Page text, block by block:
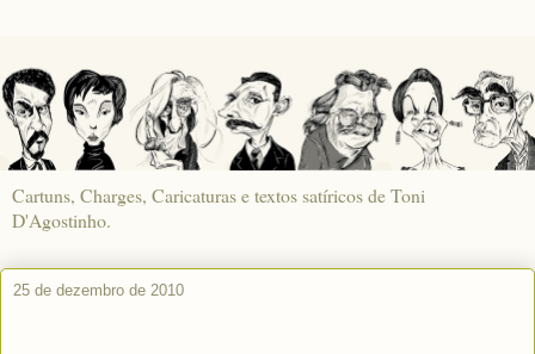
Cartuns, Charges, Caricaturas e textos satíricos de Toni
D'Agostinho.
25 de dezembro de 2010